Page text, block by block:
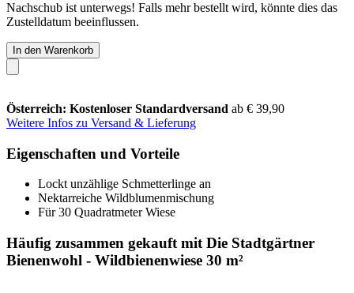
Nachschub ist unterwegs! Falls mehr bestellt wird, könnte dies das
Zustelldatum beeinflussen.
In den Warenkorb
Österreich: Kostenloser Standardversand ab € 39,90
Weitere Infos zu Versand & Lieferung
Eigenschaften und Vorteile
Lockt unzählige Schmetterlinge an
Nektarreiche Wildblumenmischung
Für 30 Quadratmeter Wiese
Häufig zusammen gekauft mit Die Stadtgärtner
Bienenwohl - Wildbienenwiese 30 m²